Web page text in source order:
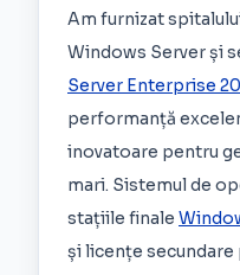
Am furnizat
Windows Server și
Server Enterprise
performanță
inovatoare pentru
mari. Sistemul de
stațiile finale
și licențe